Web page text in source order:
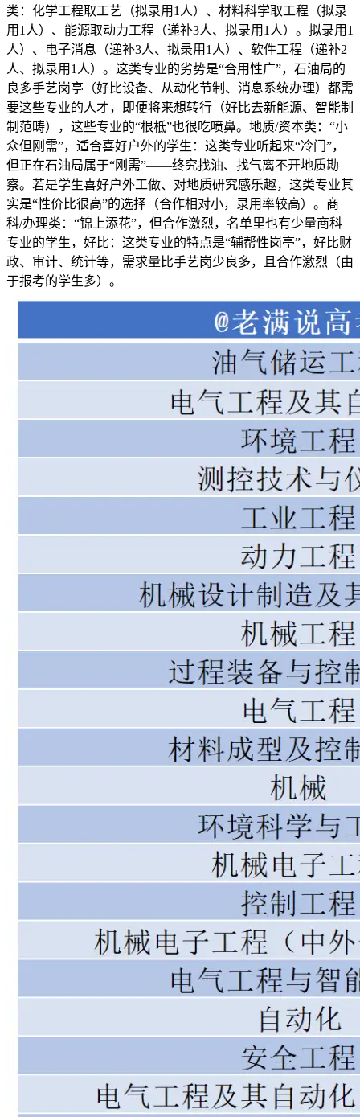
类：化学工程取工艺（拟录用1人）、材料科学取工程（拟录
用1人）、能源取动力工程（递补3人、拟录用1人）。拟录用1
人）、电子消息（递补3人、拟录用1人）、软件工程（递补2
人、拟录用1人）。这类专业的劣势是“合用性广”，石油局的
良多手艺岗亭（好比设备、从动化节制、消息系统办理）都需
要这些专业的人才，即便将来想转行（好比去新能源、智能制
制范畴），这些专业的“根柢”也很吃喷鼻。地质/资本类：“小
众但刚需”，适合喜好户外的学生：这类专业听起来“冷门”，
但正在石油局属于“刚需”——终究找油、找气离不开地质勘
察。若是学生喜好户外工做、对地质研究感乐趣，这类专业其
实是“性价比很高”的选择（合作相对小，录用率较高）。商
科/办理类：“锦上添花”，但合作激烈，名单里也有少量商科
专业的学生，好比：这类专业的特点是“辅帮性岗亭”，好比财
政、审计、统计等，需求量比手艺岗少良多，且合作激烈（由
于报考的学生多）。